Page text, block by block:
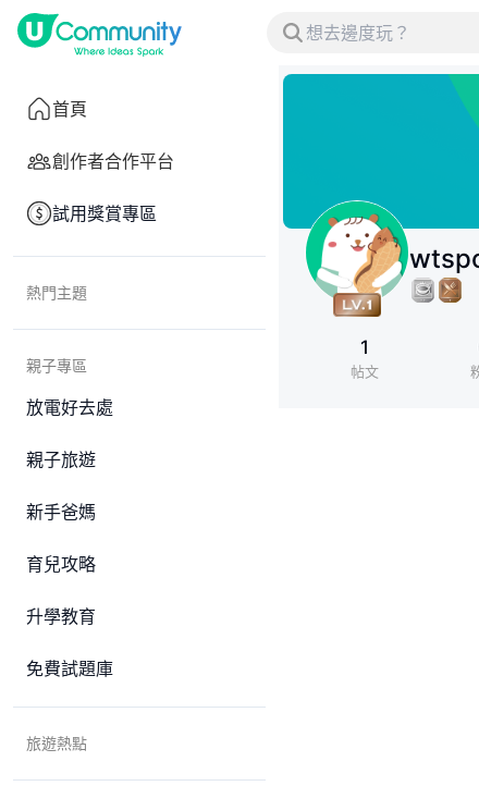
首頁
創作者合作平台
試用獎賞專區
熱門主題
親子專區
放電好去處
親子旅遊
新手爸媽
育兒攻略
升學教育
免費試題庫
旅遊熱點
1
帖文